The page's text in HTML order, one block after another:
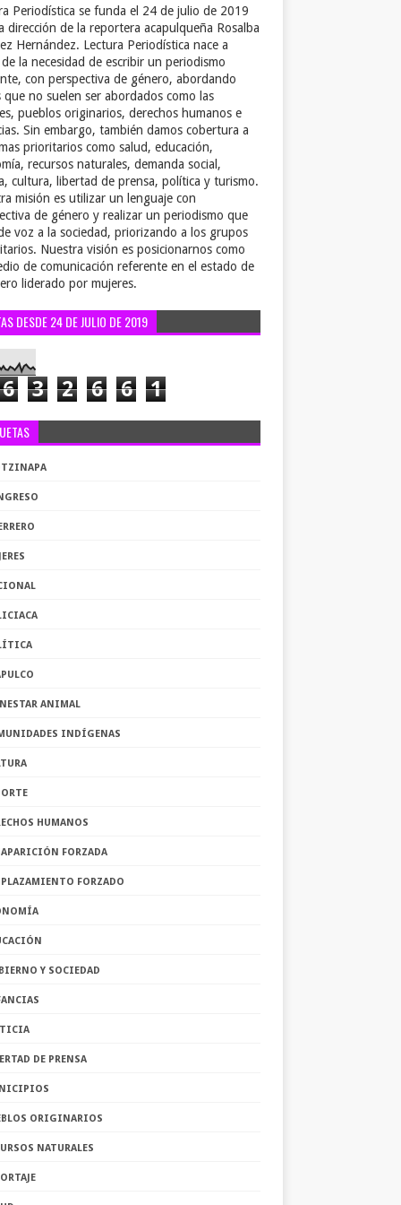
Periodística se funda el 24 de julio de 2019
dirección de la reportera acapulqueña Rosalba
Hernández. Lectura Periodística nace a
la necesidad de escribir un periodismo
con perspectiva de género, abordando
que no suelen ser abordados como las
pueblos originarios, derechos humanos e
Sin embargo, también damos cobertura a
prioritarios como salud, educación,
recursos naturales, demanda social,
cultura, libertad de prensa, política y turismo.
misión es utilizar un lenguaje con
de género y realizar un periodismo que
voz a la sociedad, priorizando a los grupos
Nuestra visión es posicionarnos como
de comunicación referente en el estado de
liderado por mujeres.
DESDE 24 DE JULIO DE 2019
6 3 2 6 6 1
ANIMAL
INDÍGENAS
HUMANOS
FORZADA
FORZADO
Y SOCIEDAD
DE PRENSA
ORIGINARIOS
NATURALES